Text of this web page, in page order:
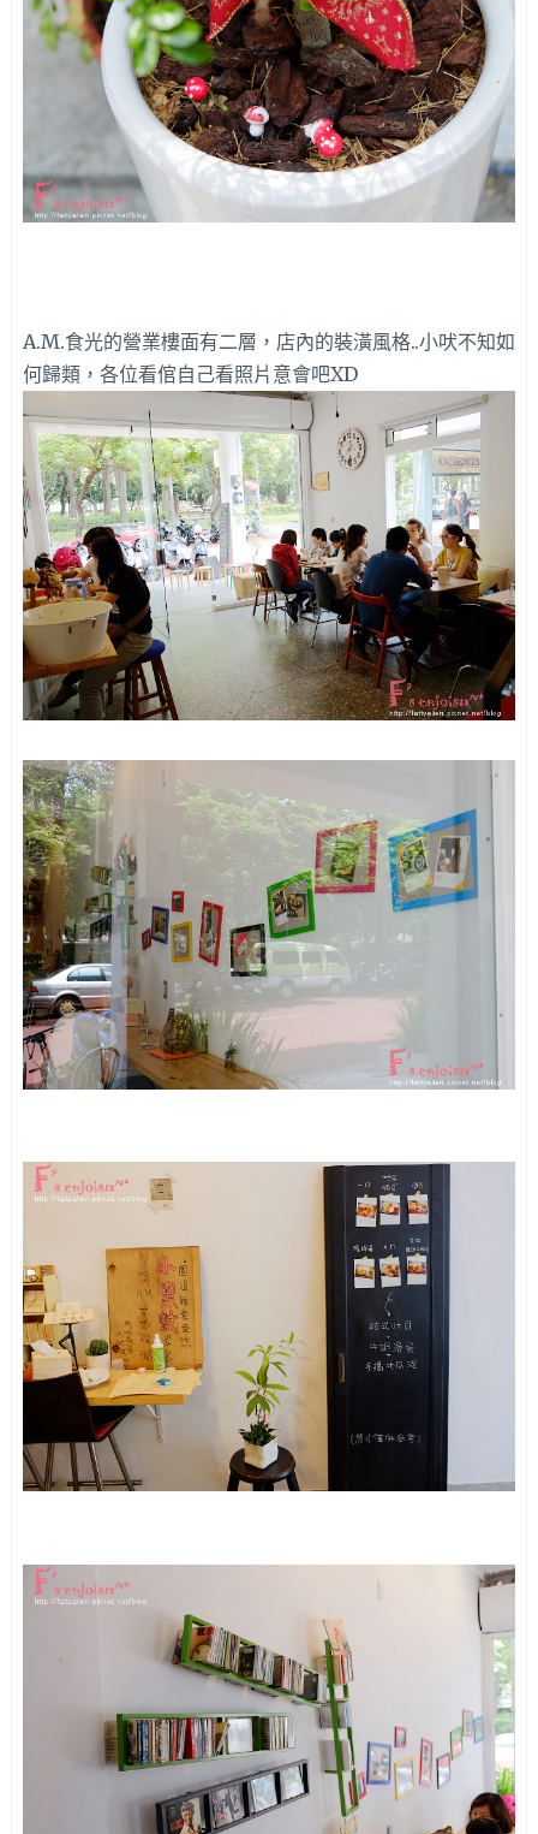
A.M.食光的營業樓面有二層，店內的裝潢風格..小吠不知如
何歸類，各位看倌自己看照片意會吧XD